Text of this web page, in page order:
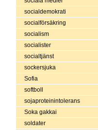
socialdemokrati
socialförsäkring
socialism
socialister
socialtjänst
sockersjuka
Sofia
softboll
sojaproteinintolerans
Soka gakkai
soldater